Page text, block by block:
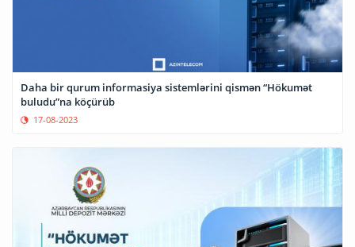
Daha bir qurum informasiya sistemlərini qismən “Hökumət
buludu”na köçürüb
17-08-2023